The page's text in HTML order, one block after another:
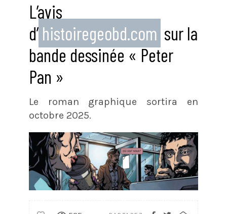
L’avis
d’ histoiregeobd.com sur la
bande dessinée « Peter
Pan »
Le roman graphique sortira en
octobre 2025.